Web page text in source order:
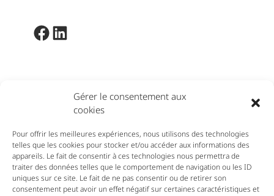
Gérer le consentement aux
cookies
Pour offrir les meilleures expériences, nous utilisons des technologies
telles que les cookies pour stocker et/ou accéder aux informations des
appareils. Le fait de consentir à ces technologies nous permettra de
traiter des données telles que le comportement de navigation ou les ID
uniques sur ce site. Le fait de ne pas consentir ou de retirer son
consentement peut avoir un effet négatif sur certaines caractéristiques et
Facebook
LinkedIn